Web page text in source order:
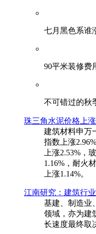
七月黑色系谁
90平米装修费
不可错过的秋
珠三角水泥价格上
建筑材料申万
指数上涨
上涨2.53%，
1.16%，耐火
上涨1.14%。
江南研究：建筑行
基建、制造业
领域，亦为建
长速度最终取